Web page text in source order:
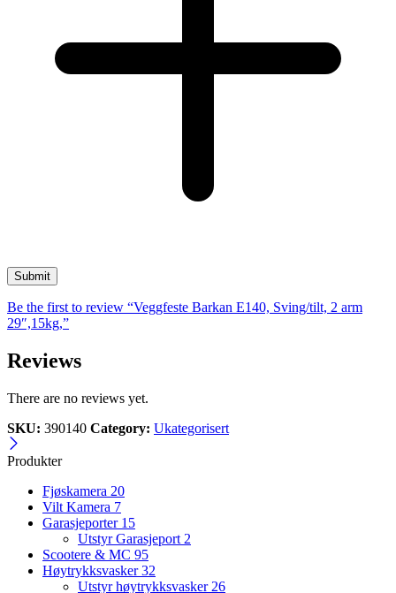
Be the first to review “Veggfeste Barkan E140, Sving/tilt, 2 arm
29″,15kg,”
Reviews
There are no reviews yet.
SKU: 390140 Category: Ukategorisert
Produkter
Fjøskamera 20
Vilt Kamera 7
Garasjeporter 15
Utstyr Garasjeport 2
Scootere & MC 95
Høytrykksvasker32
Utstyr høytrykksvasker 26